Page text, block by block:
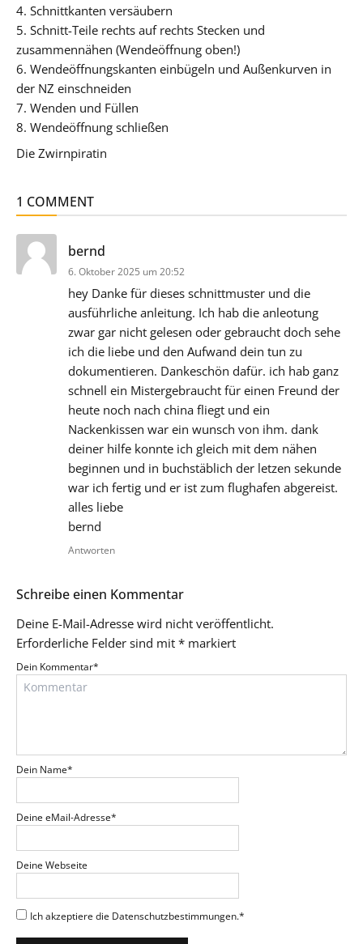
4. Schnittkanten versäubern
5. Schnitt-Teile rechts auf rechts Stecken und
zusammennähen (Wendeöffnung oben!)
6. Wendeöffnungskanten einbügeln und Außenkurven in
der NZ einschneiden
7. Wenden und Füllen
8. Wendeöffnung schließen
Die Zwirnpiratin
1 COMMENT
bernd
6. Oktober 2025 um 20:52
hey Danke für dieses schnittmuster und die
ausführliche anleitung. Ich hab die anleotung
zwar gar nicht gelesen oder gebraucht doch sehe
ich die liebe und den Aufwand dein tun zu
dokumentieren. Dankeschön dafür. ich hab ganz
schnell ein Mistergebraucht für einen Freund der
heute noch nach china fliegt und ein
Nackenkissen war ein wunsch von ihm. dank
deiner hilfe konnte ich gleich mit dem nähen
beginnen und in buchstäblich der letzen sekunde
war ich fertig und er ist zum flughafen abgereist.
alles liebe
bernd
Antworten
Schreibe einen Kommentar
Deine E-Mail-Adresse wird nicht veröffentlicht.
Erforderliche Felder sind mit * markiert
Dein Kommentar*
Dein Name*
Deine eMail-Adresse*
Deine Webseite
Ich akzeptiere die Datenschutzbestimmungen.*